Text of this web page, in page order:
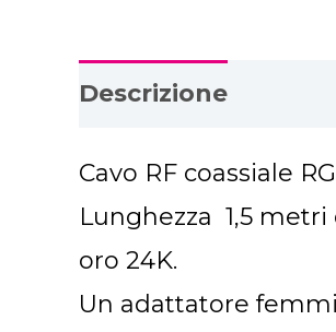
Descrizione
Cavo RF coassiale
Lunghezza 1,5
oro 24K.
Un adattatore